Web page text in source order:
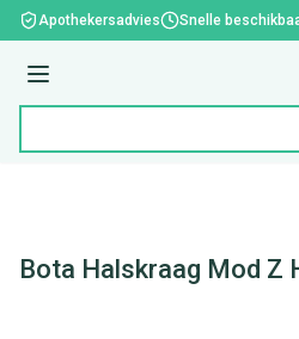
Ga naar de inhoud
Apothekersadvies Snelle
Menu
Bota Halskraag Mod Z